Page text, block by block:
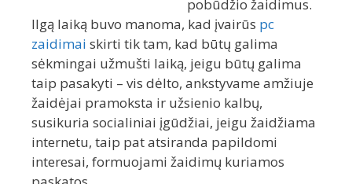
pobūdžio žaidimus.
Ilgą laiką buvo manoma, kad įvairūs pc
zaidimai skirti tik tam, kad būtų galima
sėkmingai užmušti laiką, jeigu būtų galima
taip pasakyti – vis dėlto, ankstyvame amžiuje
žaidėjai pramoksta ir užsienio kalbų,
susikuria socialiniai įgūdžiai, jeigu žaidžiama
internetu, taip pat atsiranda papildomi
interesai, formuojami žaidimų kuriamos